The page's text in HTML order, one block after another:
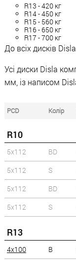
R13 - 420 кг
R14 - 450 кг
R15 - 560 кг
R16 - 650 кг
R17 - 700 кг
До всіх дисків
Усі диски Disla
мм, із написом
PCD Колір
R10
5x112 BD
5x112
S
5x112
BD
5x112
S
R13
4x100 B